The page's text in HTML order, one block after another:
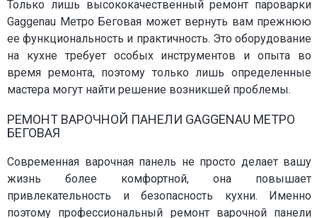
Только лишь высококачественный ремонт пароварки
Gaggenau Метро Беговая может вернуть вам прежнюю
ее функциональность и практичность. Это оборудование
на кухне требует особых инструментов и опыта во
время ремонта, поэтому только лишь определенные
мастера могут найти решение возникшей проблемы.
РЕМОНТ ВАРОЧНОЙ ПАНЕЛИ GAGGENAU МЕТРО
БЕГОВАЯ
Современная варочная панель не просто делает вашу
жизнь более комфортной, она повышает
привлекательность и безопасность кухни. Именно
поэтому профессиональный ремонт варочной панели